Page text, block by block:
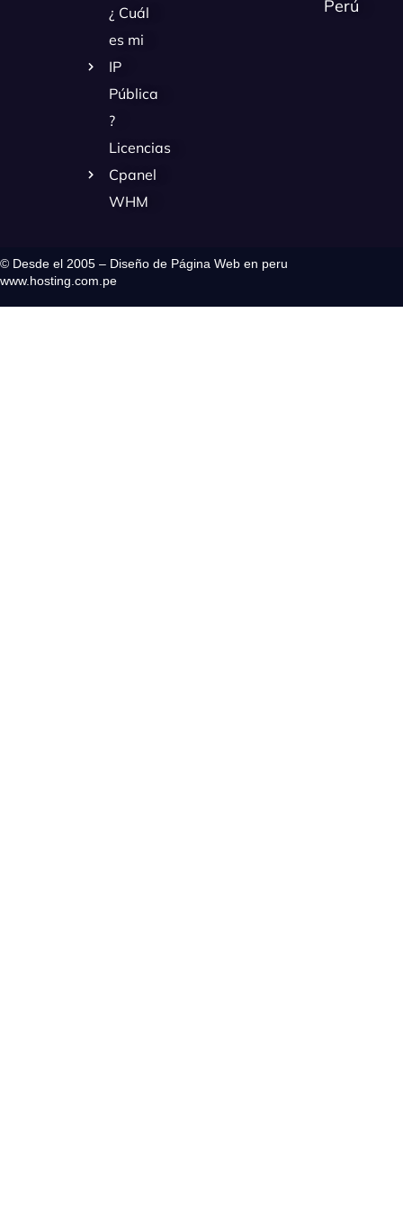
¿ Cuál
es mi
IP
Pública
?
Licencias
Cpanel
WHM
Perú
© Desde el 2005 – Diseño de Página Web en peru
www.hosting.com.pe